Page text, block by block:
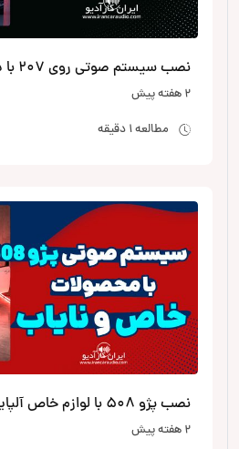
2 هفته پیش
مطالعه 1 دقیقه
نصب پژو 508 با لوازم خاص آلپاین
2 هفته پیش